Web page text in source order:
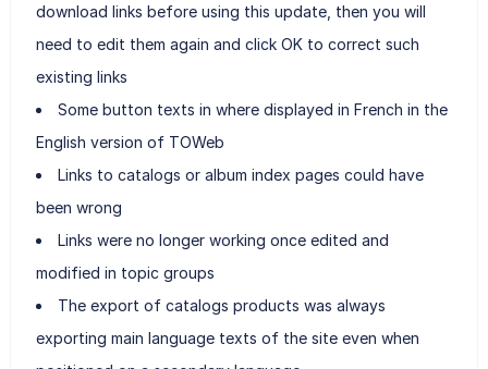
download links before using this update, then you will
need to edit them again and click OK to correct such
existing links
Some button texts in where displayed in French in the
English version of TOWeb
Links to catalogs or album index pages could have
been wrong
Links were no longer working once edited and
modified in topic groups
The export of catalogs products was always
exporting main language texts of the site even when